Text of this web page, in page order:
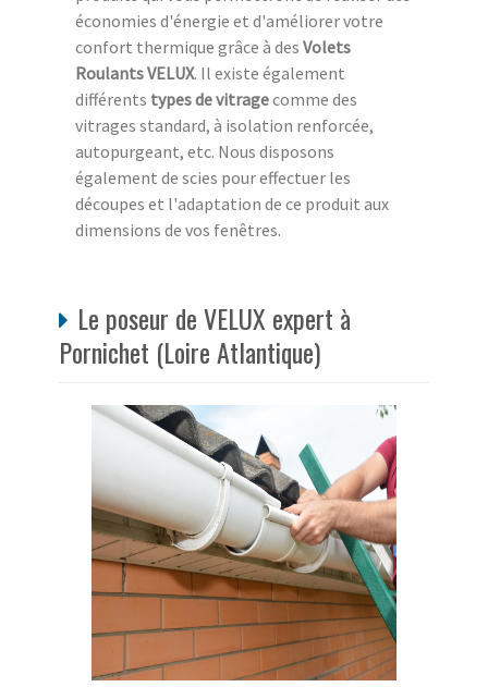
économies d'énergie et d'améliorer votre
confort thermique grâce à des Volets
Roulants VELUX. Il existe également
différents types de vitragecomme des
vitrages standard, à isolation renforcée,
autopurgeant, etc. Nous disposons
également de scies pour effectuer les
découpes et l'adaptation de ce produit aux
dimensions de vos fenêtres.
Le poseur de VELUX expert à
Pornichet (Loire Atlantique)